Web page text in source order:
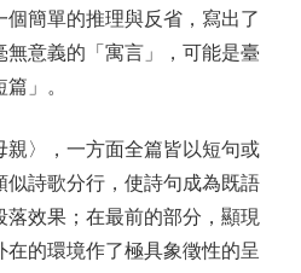
簡單的推理與反省，寫出了
意義的「寓言」，可能是臺
」。
親〉，一方面全篇皆以短句或
似詩歌分行，使詩句成為既語
效果；在最前的部分，顯現
的環境作了極具象徵性的呈